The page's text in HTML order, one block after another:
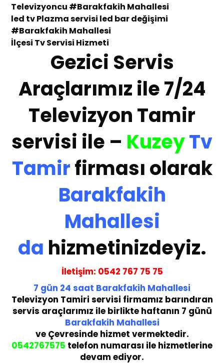
Televizyoncu #Barakfakih Mahallesi
led tv Plazma servisi led bar değişimi
#Barakfakih Mahallesi
İlçesi Tv Servisi Hizmeti
Gezici Servis
Araçlarımız ile 7/24
Televizyon Tamir
servisi ile – KuzeyTv
Tamirfirması olarak
Barakfakih
Mahallesi
da hizmetinizdeyiz.
İletişim: 0542 767 75 75
7 gün 24 saat Barakfakih Mahallesi
Televizyon Tamiri servisi firmamız barındıran
servis araçlarımız ile birlikte haftanın 7 günü
Barakfakih Mahallesi
ve Çevresinde hizmet vermektedir.
0542767575 telefon numarası ile hizmetlerine
devam ediyor.